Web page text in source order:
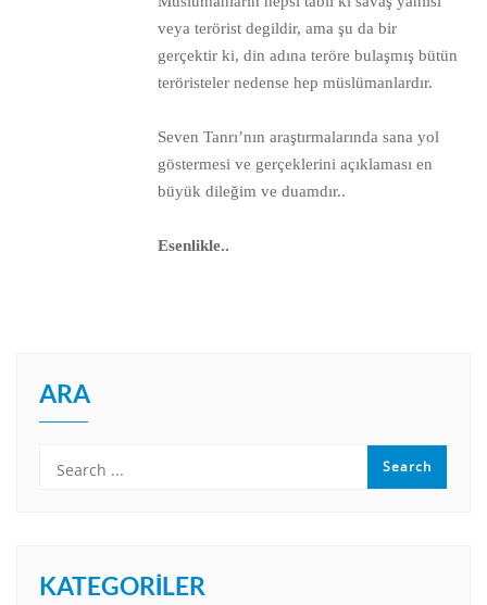
veya terörist degildir, ama şu da bir
gerçektir ki, din adına teröre bulaşmış bütün
teröristeler nedense hep müslümanlardır.
Seven Tanrı’nın araştırmalarında sana yol
göstermesi ve gerçeklerini açıklaması en
büyük dileğim ve duamdır..
Esenlikle..
ARA
KATEGORILER